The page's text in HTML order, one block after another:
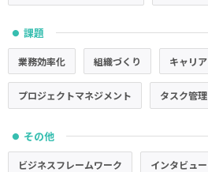
● 課題
業務効率化 組織づくり キャリア
プロジェクトマネジメント タスク管理
● その他
ビジネスフレームワーク インタビュー